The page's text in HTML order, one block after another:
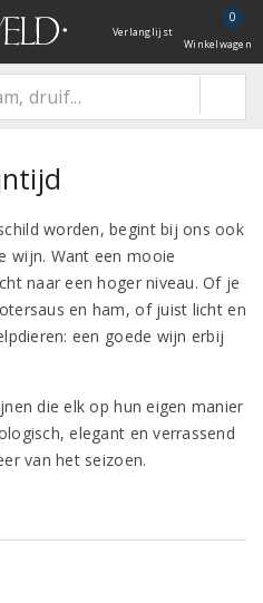
Verlanglijst
0
Winkelwagen
worden, begint bij ons ook
wijn. Want een mooie
naar een hoger niveau. Of je
en ham, of juist licht en
een goede wijn erbij
die elk op hun eigen manier
elegant en verrassend
van het seizoen.